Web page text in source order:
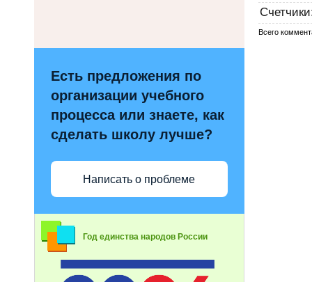
Есть предложения по
организации учебного
процесса или знаете, как
сделать школу лучше?
Написать о проблеме
Год единства народов России
Счетчики
Всего